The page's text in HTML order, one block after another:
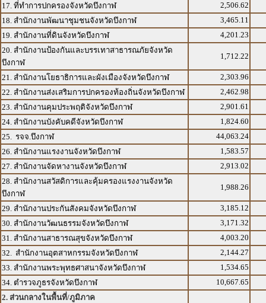
17. ที่ทำการปกครองจังหวัดบึงกาฬ
2,506.62
18. สำนักงานพัฒนาชุมชนจังหวัดบึงกาฬ
3,465.11
19. สำนักงานที่ดินจังหวัดบึงกาฬ
4,201.23
20. สำนักงานป้องกันและบรรเทาสาธารณภัยจังหวัด
บึงกาฬ
1,712.22
21. สำนักงานโยธาธิการและผังเมืองจังหวัดบึงกาฬ
2,303.96
22. สำนักงานส่งเสริมการปกครองท้องถิ่นจังหวัดบึงกาฬ
2,462.98
23. สำนักงานคุมประพฤติจังหวัดบึงกาฬ
2,901.61
24. สำนักงานบังคับคดีจังหวัดบึงกาฬ
1,824.60
25. รจจ.บึงกาฬ
44,063.24
26. สำนักงานแรงงานจังหวัดบึงกาฬ
1,583.57
27. สำนักงานจัดหางานจังหวัดบึงกาฬ
2,913.02
28. สำนักงานสวัสดิการและคุ้มครองแรงงานจังหวัด
บึงกาฬ
1,988.26
29. สำนักงานประกันสังคมจังหวัดบึงกาฬ
3,185.12
30. สำนักงานวัฒนธรรมจังหวัดบึงกาฬ
3,171.32
31. สำนักงานสาธารณสุขจังหวัดบึงกาฬ
4,003.20
32. สำนักงานอุตสาหกรรมจังหวัดบึงกาฬ
2,144.27
33. สำนักงานพระพุทธศาสนาจังหวัดบึงกาฬ
1,534.65
34. ตำรวจภูธรจังหวัดบึงกาฬ
10,667.65
2. ส่วนกลางในพื้นที่/ภูมิภาค